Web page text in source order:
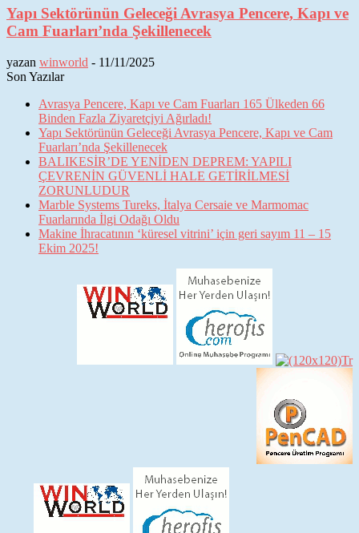
Yapı Sektörünün Geleceği Avrasya Pencere, Kapı ve
Cam Fuarları’nda Şekillenecek
yazan winworld - 11/11/2025
Son Yazılar
Avrasya Pencere, Kapı ve Cam Fuarları 165 Ülkeden 66
Binden Fazla Ziyaretçiyi Ağırladı!
Yapı Sektörünün Geleceği Avrasya Pencere, Kapı ve Cam
Fuarları’nda Şekillenecek
BALIKESİR’DE YENİDEN DEPREM: YAPILI
ÇEVRENİN GÜVENLİ HALE GETİRİLMESİ
ZORUNLUDUR
Marble Systems Tureks, İtalya Cersaie ve Marmomac
Fuarlarında İlgi Odağı Oldu
Makine İhracatının ‘küresel vitrini’ için geri sayım 11 – 15
Ekim 2025!